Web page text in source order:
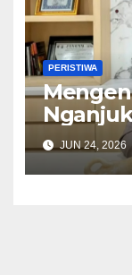
PERISTIWA
Takdir
JUN 24, 2026